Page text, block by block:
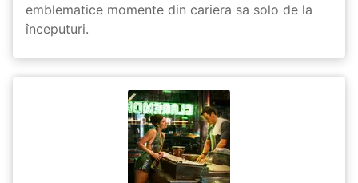
emblematice momente din cariera sa solo de la
începuturi.